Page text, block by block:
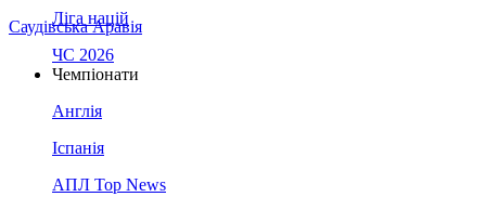
Саудівська Аравія
Ліга націй
ЧС 2026
Чемпіонати
Англія
Іспанія
АПЛ Top News